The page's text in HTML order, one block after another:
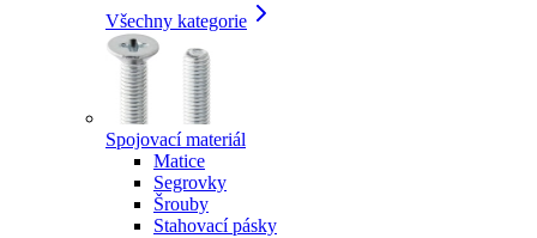
Všechny kategorie
Spojovací materiál
Matice
Segrovky
Šrouby
Stahovací pásky